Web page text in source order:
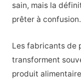
sain, mais la
prêter à confusion.
Les fabricants de
transforment
produit